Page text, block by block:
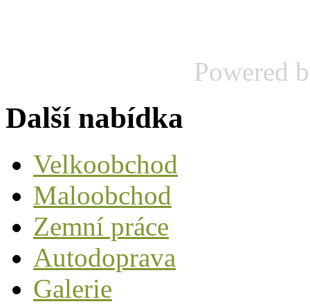
Powered
Další nabídka
Velkoobchod
Maloobchod
Zemní práce
Autodoprava
Galerie